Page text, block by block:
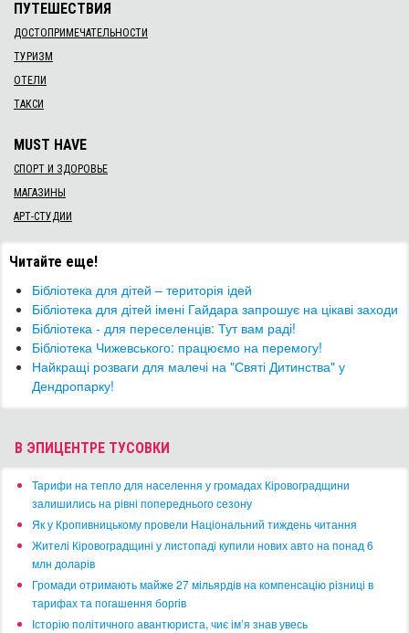
ПУТЕШЕСТВИЯ
ДОСТОПРИМЕЧАТЕЛЬНОСТИ
ТУРИЗМ
ОТЕЛИ
ТАКСИ
MUST HAVE
СПОРТ И ЗДОРОВЬЕ
МАГАЗИНЫ
АРТ-СТУДИИ
Читайте еще!
Бібліотека для дітей – територія ідей
Бібліотека для дітей імені Гайдара запрошує на цікаві заходи
​Бібліотека - для переселенців: Тут вам раді!
​Бібліотека Чижевського: працюємо на перемогу!
​Найкращі розваги для малечі на "Святі Дитинства" у
Дендропарку!
В ЭПИЦЕНТРЕ ТУСОВКИ
​Тарифи на тепло для населення у громадах Кіровоградщини
залишились на рівні попереднього сезону
​Як у Кропивницькому провели Національний тиждень читання
​Жителі Кіровоградщині у листопаді купили нових авто на понад 6
млн доларів
​Громади отримають майже 27 мільярдів на компенсацію різниці в
тарифах та погашення боргів
Історію політичного авантюриста, чиє ім’я знав увесь